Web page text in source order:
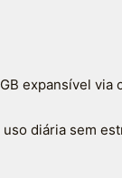
expansível via
diária sem